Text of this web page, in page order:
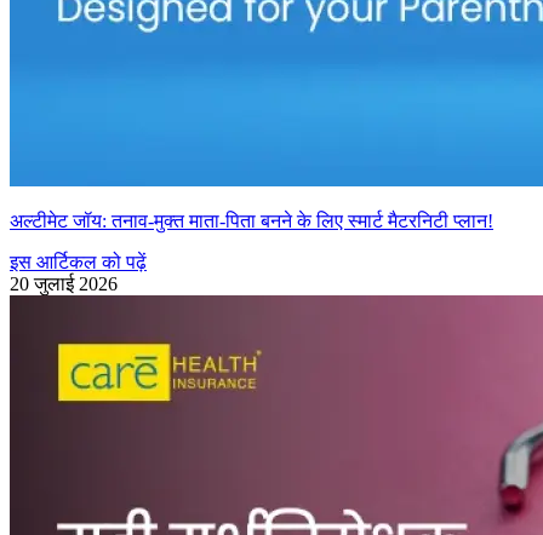
अल्टीमेट जॉय: तनाव-मुक्त माता-पिता बनने के लिए स्मार्ट मैटरनिटी प्लान!
इस आर्टिकल को पढ़ें
20 जुलाई 2026